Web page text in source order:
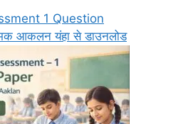
1 Question
आकलन यंहा से डाउनलोड